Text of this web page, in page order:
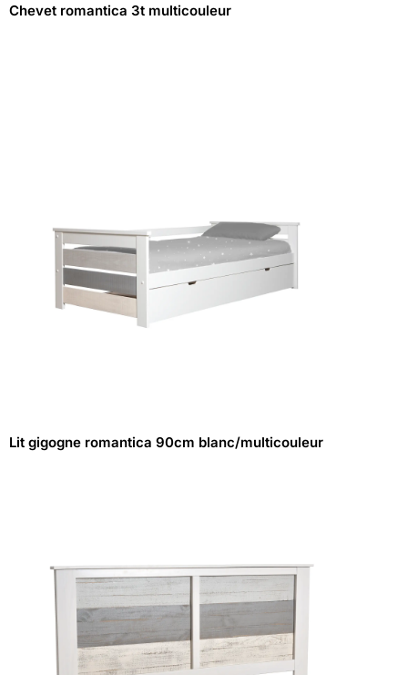
Chevet romantica 3t multicouleur
Lit gigogne romantica 90cm blanc/multicouleur